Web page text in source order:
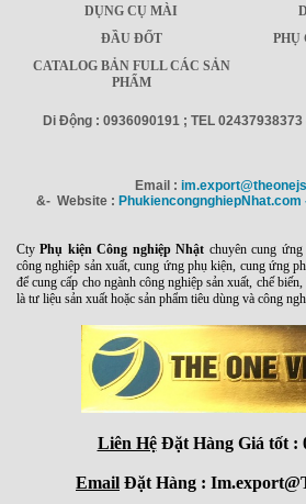
DỤNG CỤ MÀI
ĐẦU ĐỐT
PHỤ
CATALOG BẢN FULL CÁC SẢN
PHẨM
Di Động : 0936090191 ; TEL
Email :
&- Website :
CtyPhụ kiện Công nghiệp Nhật chuyên cung
công nghiệp sản xuất, cung ứng phụ kiện, cung ứng
để cung cấp cho ngành công nghiệp sản xuất, chế
là tư liệu sản xuất hoặc sản phẩm tiêu dùng và công
Liên HệĐặt Hàng Giá tốt :
Email Đặt Hàng :